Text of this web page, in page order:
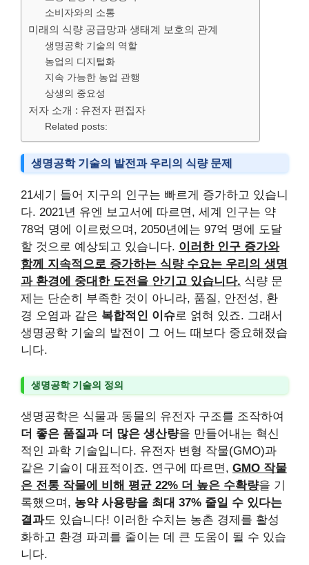
소비자와의 소통
미래의 식량 공급망과 생태계 보호의 관계
생명공학 기술의 역할
농업의 디지털화
지속 가능한 농업 관행
상생의 중요성
저자 소개 : 유전자 편집자
Related posts:
생명공학 기술의 발전과 우리의 식량 문제
21세기 들어 지구의 인구는 빠르게 증가하고 있습니
다. 2021년 유엔 보고서에 따르면, 세계 인구는 약
78억 명에 이르렀으며, 2050년에는 97억 명에 도달
할 것으로 예상되고 있습니다. 이러한 인구 증가와
함께 지속적으로 증가하는 식량 수요는 우리의 생명
과 환경에 중대한 도전을 안기고 있습니다. 식량 문
제는 단순히 부족한 것이 아니라, 품질, 안전성, 환
경 오염과 같은 복합적인 이슈로 얽혀 있죠. 그래서
생명공학 기술의 발전이 그 어느 때보다 중요해졌습
니다.
생명공학 기술의 정의
생명공학은 식물과 동물의 유전자 구조를 조작하여
더 좋은 품질과 더 많은 생산량을 만들어내는 혁신
적인 과학 기술입니다. 유전자 변형 작물(GMO)과
같은 기술이 대표적이죠. 연구에 따르면, GMO 작물
은 전통 작물에 비해 평균 22% 더 높은 수확량을 기
록했으며, 농약 사용량을 최대 37% 줄일 수 있다는
결과도 있습니다! 이러한 수치는 농촌 경제를 활성
화하고 환경 파괴를 줄이는 데 큰 도움이 될 수 있습
니다.